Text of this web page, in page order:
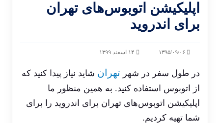
اپلیکیشن اتوبوس‌های تهران
برای اندروید
۱۳۹۵/۰۹/۰۶ ۱۴ اسفند ۱۳۹۹
در طول سفر در شهر تهران شاید نیاز پیدا کنید که
از اتوبوس استفاده کنید. به همین منظور ما
اپلیکیشن اتوبوس‌های تهران برای اندروید را برای
شما تهیه کردیم.